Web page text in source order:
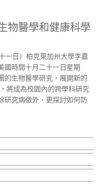
物醫學和健康科學
一日）柏克萊加州大學李嘉
國時間十月二十一日星期
的生物醫學研究，展開新的
將成為校園內的跨學科研究
研究病徵外，更探討如何防